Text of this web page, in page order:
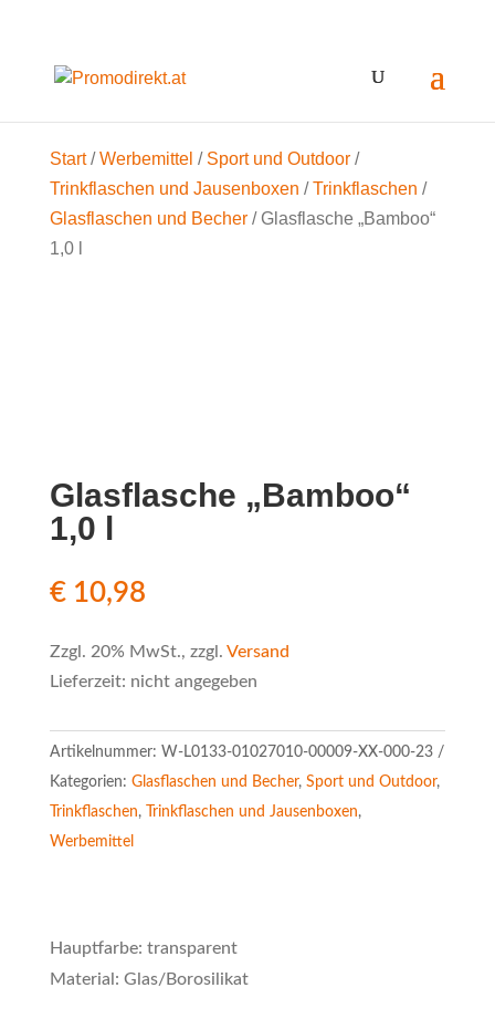
Start/Werbemittel / Sport und Outdoor/
Trinkflaschen und Jausenboxen /Trinkflaschen /
Glasflaschen und Becher/ Glasflasche „Bamboo“
1,0 l
Glasflasche „Bamboo“
1,0 l
€10,98
Zzgl. 20% MwSt., zzgl. Versand
Lieferzeit: nicht angegeben
Artikelnummer: W-L0133-01027010-00009-XX-000-23
Kategorien: Glasflaschen und Becher, Sport und Outdoor,
Trinkflaschen, Trinkflaschen und Jausenboxen,
Werbemittel
Hauptfarbe: transparent
Material: Glas/Borosilikat